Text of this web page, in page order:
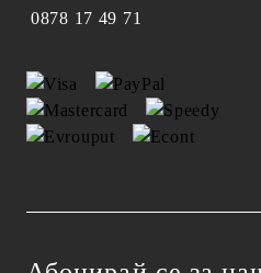
0878 17 49 71